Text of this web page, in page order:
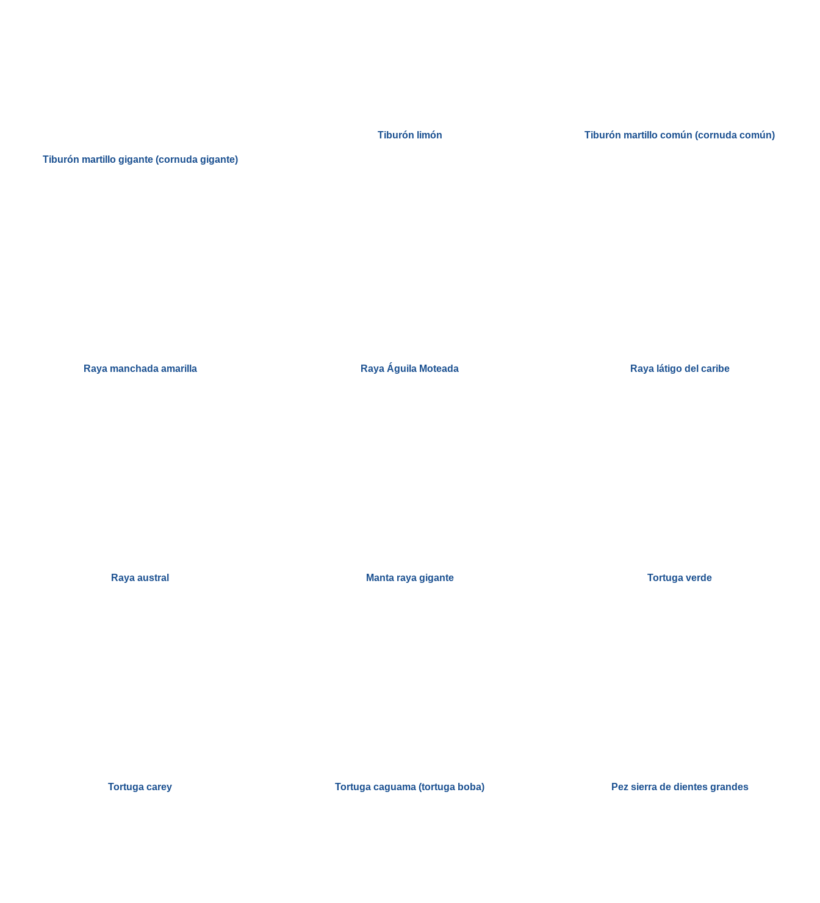
Tiburón martillo gigante (cornuda gigante)
Tiburón limón Tiburón martillo común (cornuda común)
Raya manchada amarilla Raya Águila Moteada Raya látigo del caribe
Raya austral Manta raya gigante Tortuga verde
Tortuga carey Tortuga caguama (tortuga boba) Pez sierra de dientes grandes